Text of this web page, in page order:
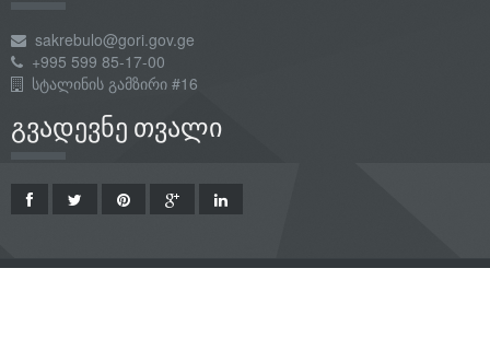
sakrebulo@gori.gov.ge
+995 599 85-17-00
სტალინის გამზირი #16
გვადევნე თვალი